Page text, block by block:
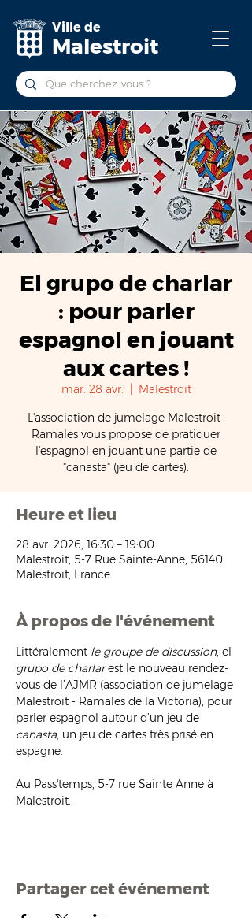
Ville de
Malestroit
El grupo de charlar
: pour parler
espagnol en jouant
aux cartes !
mar. 28 avr.
Malestroit
L'association de jumelage Malestroit-
Ramales vous propose de pratiquer
l'espagnol en jouant une partie de
"canasta" (jeu de cartes).
Heure et lieu
28 avr. 2026, 16:30 – 19:00
Malestroit, 5-7 Rue Sainte-Anne, 56140
Malestroit, France
À propos de l'événement
Littéralement le groupe de discussion, el
grupo de charlar est le nouveau rendez-
vous de l’AJMR (association de jumelage
Malestroit - Ramales de la Victoria), pour
parler espagnol autour d’un jeu de
canasta, un jeu de cartes très prisé en
espagne.
Au Pass'temps, 5-7 rue Sainte Anne à
Malestroit.
Partager cet événement